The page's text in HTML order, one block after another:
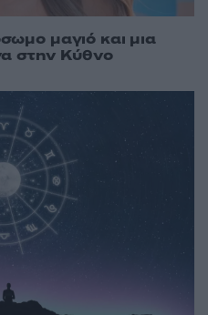
μαγιό και μια
στην Κύθνο